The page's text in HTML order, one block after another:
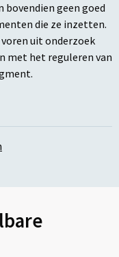
bovendien geen goed
die ze inzetten.
voren uit onderzoek
met het reguleren van